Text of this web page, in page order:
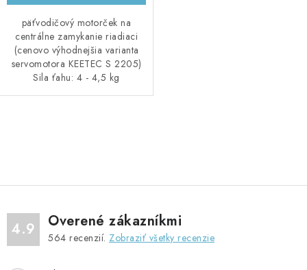
päťvodičový motorček na
centrálne zamykanie riadiaci
(cenovo výhodnejšia varianta
servomotora KEETEC S 2205)
Sila ťahu: 4 - 4,5 kg
á
d
a
c
4.9 Overené zákazníkmi
564 recenzií. Zobraziť všetky recenzie